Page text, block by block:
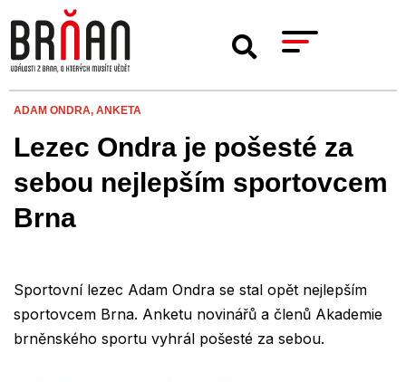
ADAM ONDRA, ANKETA
Lezec Ondra je pošesté za
sebou nejlepším sportovcem
Brna
Sportovní lezec Adam Ondra se stal opět nejlepším
sportovcem Brna. Anketu novinářů a členů Akademie
brněnského sportu vyhrál pošesté za sebou.